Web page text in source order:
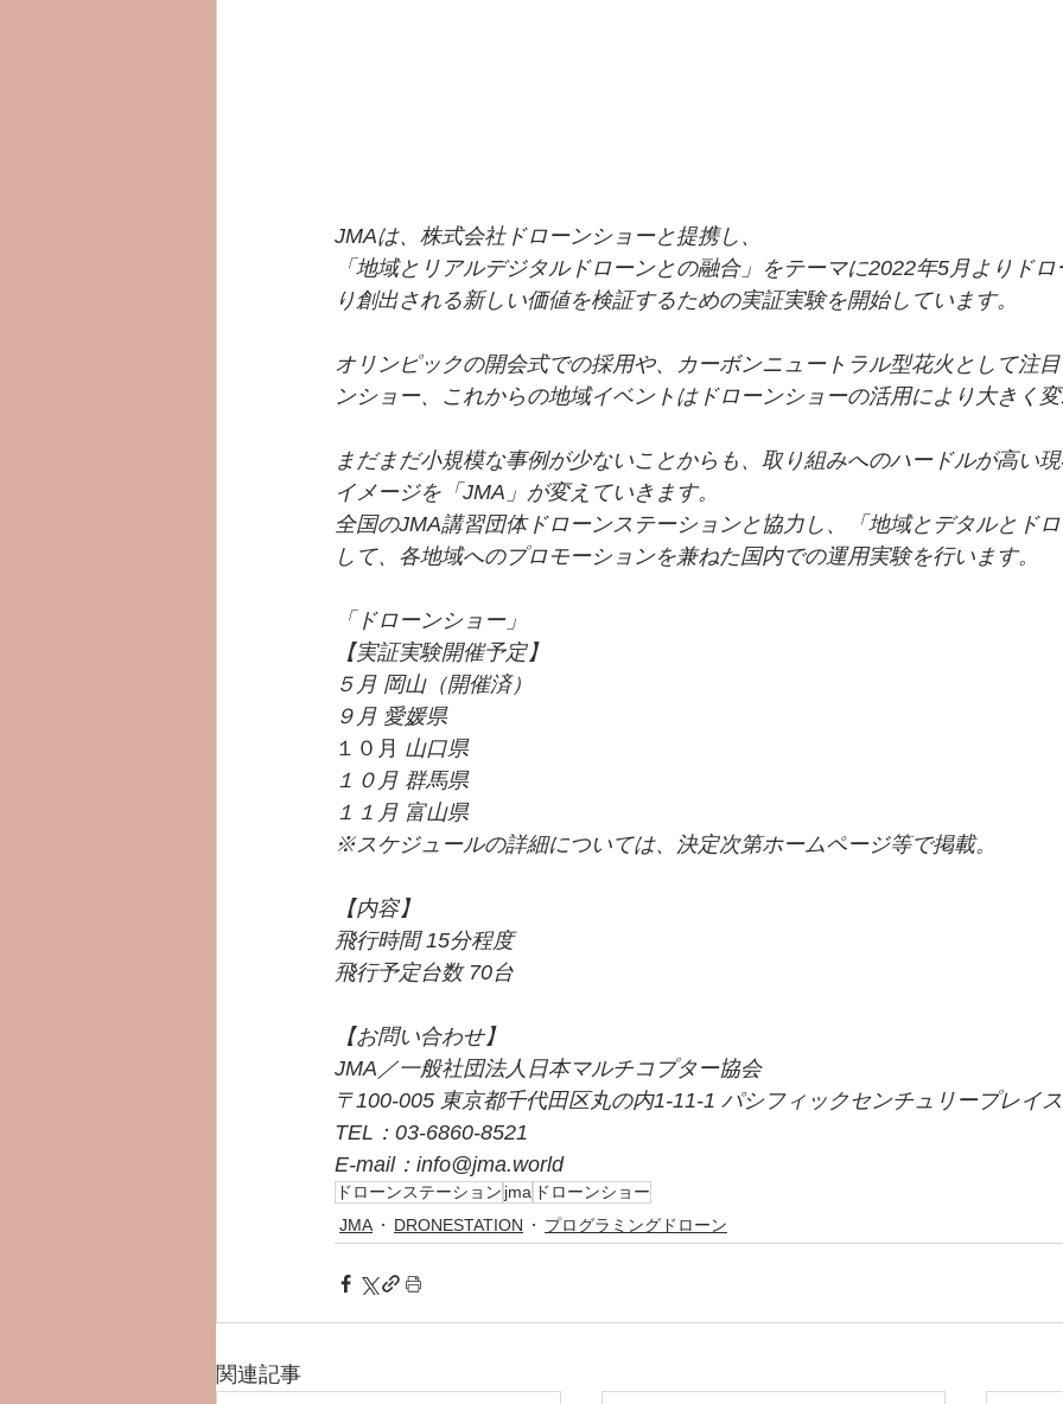
JMAは、株式会社ドローンショーと提携し、
「地域とリアルデジタルドローンとの融合」をテーマに2022年5⽉よりド
り創出される新しい価値を検証するための実証実験を開始しています。
オリンピックの開会式での採⽤や、カーボンニュートラル型花⽕として注
ンショー、これからの地域イベントはドローンショーの活⽤により⼤きく変
まだまだ⼩規模な事例が少ないことからも、取り組みへのハードルが⾼い
イメージを「JMA」が変えていきます。
全国のJMA講習団体ドローンステーションと協⼒し、「地域とデタルとド
して、各地域へのプロモーションを兼ねた国内での運⽤実験を⾏います。
「ドローンショー」
【実証実験開催予定】
５⽉ 岡⼭（開催済）
９⽉ 愛媛県
１０月 山口県
１０⽉ 群⾺県
１１⽉ 富⼭県
※スケジュールの詳細については、決定次第ホームページ等で掲載。
【内容】
⾶⾏時間 15分程度
⾶⾏予定台数 70台
【お問い合わせ】
JMA／⼀般社団法⼈⽇本マルチコプター協会
〒100-005 東京都千代⽥区丸の内1-11-1 パシフィックセンチュリープレイ
TEL：03-6860-8521
E-mail：info@jma.world
ドローンステーション jma ドローンショー
JMA
DRONESTATION プログラミングドローン
関連記事